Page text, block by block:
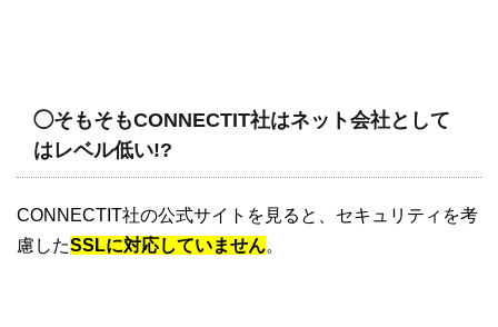
◯そもそもCONNECTIT社はネット会社として
はレベル低い!?
CONNECTIT社の公式サイトを見ると、セキュリティを考
慮したSSLに対応していません。